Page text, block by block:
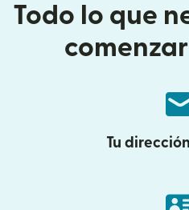
Todo lo que
Tu